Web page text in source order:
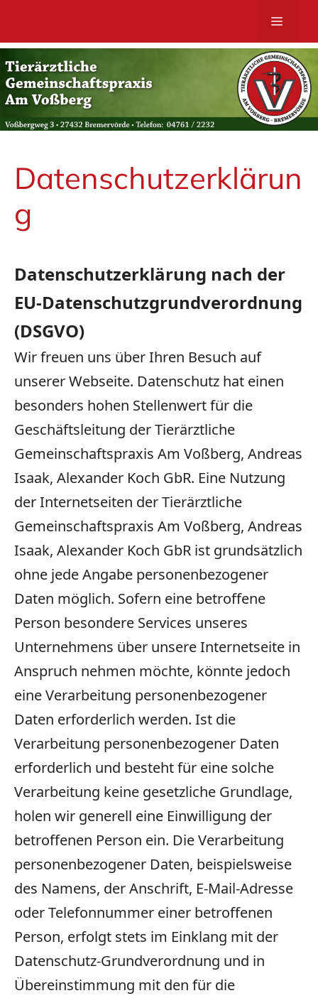
springen
MENÜ
Datenschutzerklärun
g
Datenschutzerklärung nach der
EU-Datenschutzgrundverordnung
(DSGVO)
Wir freuen uns über Ihren Besuch auf
unserer Webseite. Datenschutz hat einen
besonders hohen Stellenwert für die
Geschäftsleitung der Tierärztliche
Gemeinschaftspraxis Am Voßberg, Andreas
Isaak, Alexander Koch GbR. Eine Nutzung
der Internetseiten der Tierärztliche
Gemeinschaftspraxis Am Voßberg, Andreas
Isaak, Alexander Koch GbR ist grundsätzlich
ohne jede Angabe personenbezogener
Daten möglich. Sofern eine betroffene
Person besondere Services unseres
Unternehmens über unsere Internetseite in
Anspruch nehmen möchte, könnte jedoch
eine Verarbeitung personenbezogener
Daten erforderlich werden. Ist die
Verarbeitung personenbezogener Daten
erforderlich und besteht für eine solche
Verarbeitung keine gesetzliche Grundlage,
holen wir generell eine Einwilligung der
betroffenen Person ein. Die Verarbeitung
personenbezogener Daten, beispielsweise
des Namens, der Anschrift, E-Mail-Adresse
oder Telefonnummer einer betroffenen
Person, erfolgt stets im Einklang mit der
Datenschutz-Grundverordnung und in
Übereinstimmung mit den für die